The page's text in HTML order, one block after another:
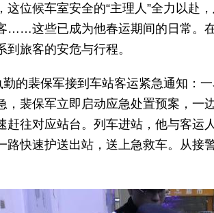
这位候车室安全的“主理人”全力以赴
……这些已成为他春运期间的日常。
旅客的安危与行程。
的裴保军接到车站客运紧急通知：
，裴保军立即启动应急处置预案，一
赶往对应站台。列车进站，他与客运
路快速护送出站，送上急救车。从接